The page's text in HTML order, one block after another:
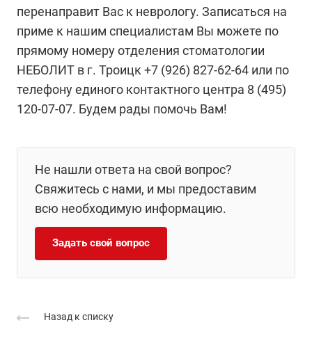
перенаправит Вас к неврологу. Записаться на
приме к нашим специалистам Вы можете по
прямому номеру отделения стоматологии
НЕБОЛИТ в г. Троицк +7 (926) 827-62-64 или по
телефону единого контактного центра 8 (495)
120-07-07. Будем рады помочь Вам!
Не нашли ответа на свой вопрос?
Свяжитесь с нами, и мы предоставим
всю необходимую информацию.
Задать свой вопрос
Назад к списку